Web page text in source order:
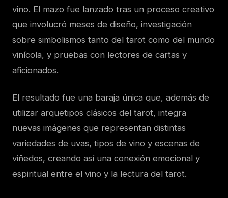
vino. El mazo fue lanzado tras un proceso creativo
que involucró meses de diseño, investigación
sobre simbolismos tanto del tarot como del mundo
vinícola, y pruebas con lectores de cartas y
aficionados.
El resultado fue una baraja única que, además de
utilizar arquetipos clásicos del tarot, integra
nuevas imágenes que representan distintas
variedades de uvas, tipos de vino y escenas de
viñedos, creando así una conexión emocional y
espiritual entre el vino y la lectura del tarot.